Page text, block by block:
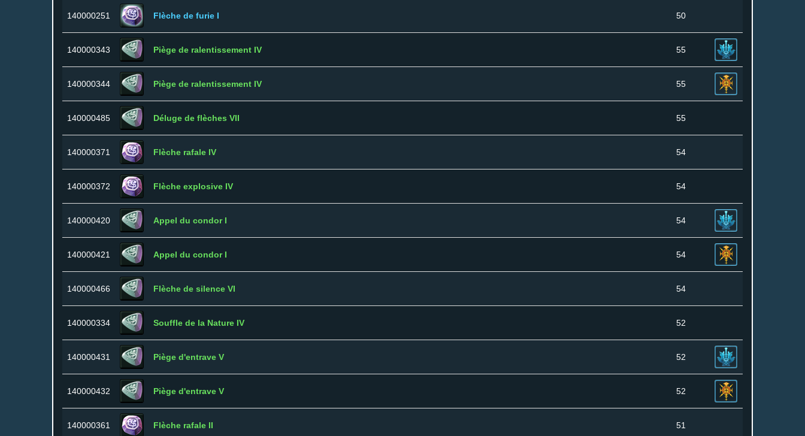
140000251 Flèche de furie I 50
140000343 Piège de ralentissement IV 55
140000344 Piège de ralentissement IV 55
140000485 Déluge de flèches VII 55
140000371 Flèche rafale IV 54
140000372 Flèche explosive IV 54
140000420 Appel du condor I 54
140000421 Appel du condor I 54
140000466 Flèche de silence VI 54
140000334 Souffle de la Nature IV 52
140000431 Piège d'entrave V 52
140000432 Piège d'entrave V 52
140000361 Flèche rafale II 51